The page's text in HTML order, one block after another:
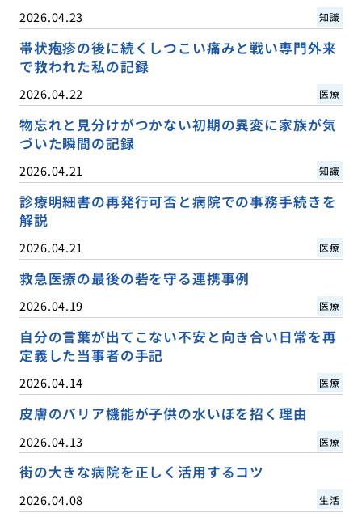
2026.04.23 知識
帯状疱疹の後に続くしつこい痛みと戦い専門外来
で救われた私の記録
2026.04.22 医療
物忘れと見分けがつかない初期の異変に家族が気
づいた瞬間の記録
2026.04.21 知識
診療明細書の再発行可否と病院での事務手続きを
解説
2026.04.21 医療
救急医療の最後の砦を守る連携事例
2026.04.19 医療
自分の言葉が出てこない不安と向き合い日常を再
定義した当事者の手記
2026.04.14 医療
皮膚のバリア機能が子供の水いぼを招く理由
2026.04.13 医療
街の大きな病院を正しく活用するコツ
2026.04.08 生活